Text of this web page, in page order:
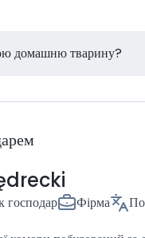
домашню тварину?
господар Фірма